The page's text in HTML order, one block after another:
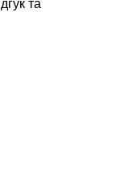
та